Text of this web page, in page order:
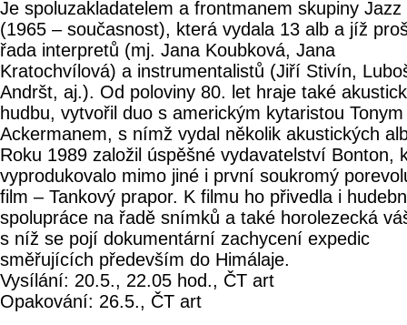
Je spoluzakladatelem a frontmanem skupiny Jazz
(1965 – současnost), která vydala 13 alb a jíž
řada interpretů (mj. Jana Koubková, Jana
Kratochvílová) a instrumentalistů (Jiří Stivín,
Andršt, aj.). Od poloviny 80. let hraje také
hudbu, vytvořil duo s americkým kytaristou Tonym
Ackermanem, s nímž vydal několik akustických
Roku 1989 založil úspěšné vydavatelství Bonton,
vyprodukovalo mimo jiné i první soukromý
film – Tankový prapor. K filmu ho přivedla i
spolupráce na řadě snímků a také horolezecká
s níž se pojí dokumentární zachycení expedic
směřujících především do Himálaje.
Vysílání: 20.5., 22.05 hod., ČT art
Opakování: 26.5., ČT art